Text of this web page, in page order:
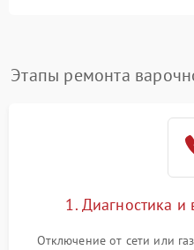
Этапы ремонта
1. Диагностика и
Отключение от сети или